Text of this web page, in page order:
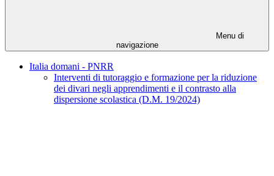
Menu di
navigazione
Italia domani - PNRR
Interventi di tutoraggio e formazione per la riduzione
dei divari negli apprendimenti e il contrasto alla
dispersione scolastica (D.M. 19/2024)